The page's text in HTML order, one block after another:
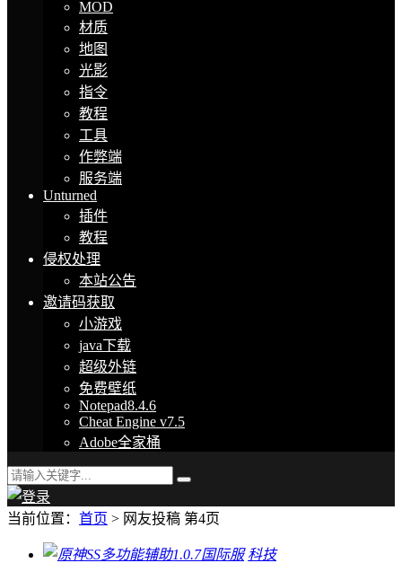
MOD
材质
地图
光影
指令
教程
工具
作弊端
服务端
Unturned
插件
教程
侵权处理
本站公告
邀请码获取
小游戏
java下载
超级外链
免费壁纸
Notepad8.4.6
Cheat Engine v7.5
Adobe全家桶
当前位置： 首页 > 网友投稿 第4页
科技